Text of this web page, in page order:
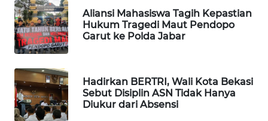
Aliansi Mahasiswa Tagih Kepastian
Hukum Tragedi Maut Pendopo
Garut ke Polda Jabar
Hadirkan BERTRI, Wali Kota Bekasi
Sebut Disiplin ASN Tidak Hanya
Diukur dari Absensi
PORTAL
KONSUMEN
FORWAMKI
ALPERKLINAS